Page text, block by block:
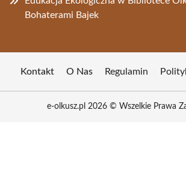
Bohaterami Bajek
Kontakt O Nas Regulamin
e-olkusz.pl 2026 © Wszelkie Prawa